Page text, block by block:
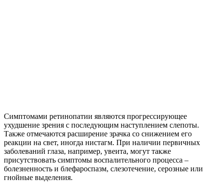
Симптомами ретинопатии являются прогрессирующее
ухудшение зрения с последующим наступлением слепоты.
Также отмечаются расширение зрачка со снижением его
реакции на свет, иногда нистагм. При наличии первичных
заболеваний глаза, например, увеита, могут также
присутствовать симптомы воспалительного процесса –
болезненность и блефароспазм, слезотечение, серозные или
гнойные выделения.